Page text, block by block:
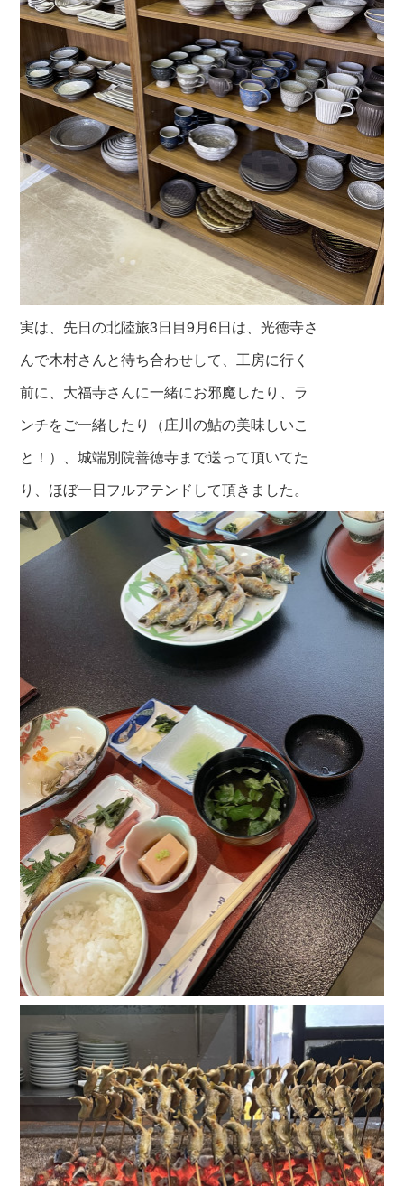
実は、先日の北陸旅3日目9月6日は、光徳寺さ
んで木村さんと待ち合わせして、工房に行く
前に、大福寺さんに一緒にお邪魔したり、ラ
ンチをご一緒したり
（庄川の鮎の美味しいこ
と！）、城端別院善徳寺まで送って頂いてた
り、ほぼ一日フルアテンドして頂きました。